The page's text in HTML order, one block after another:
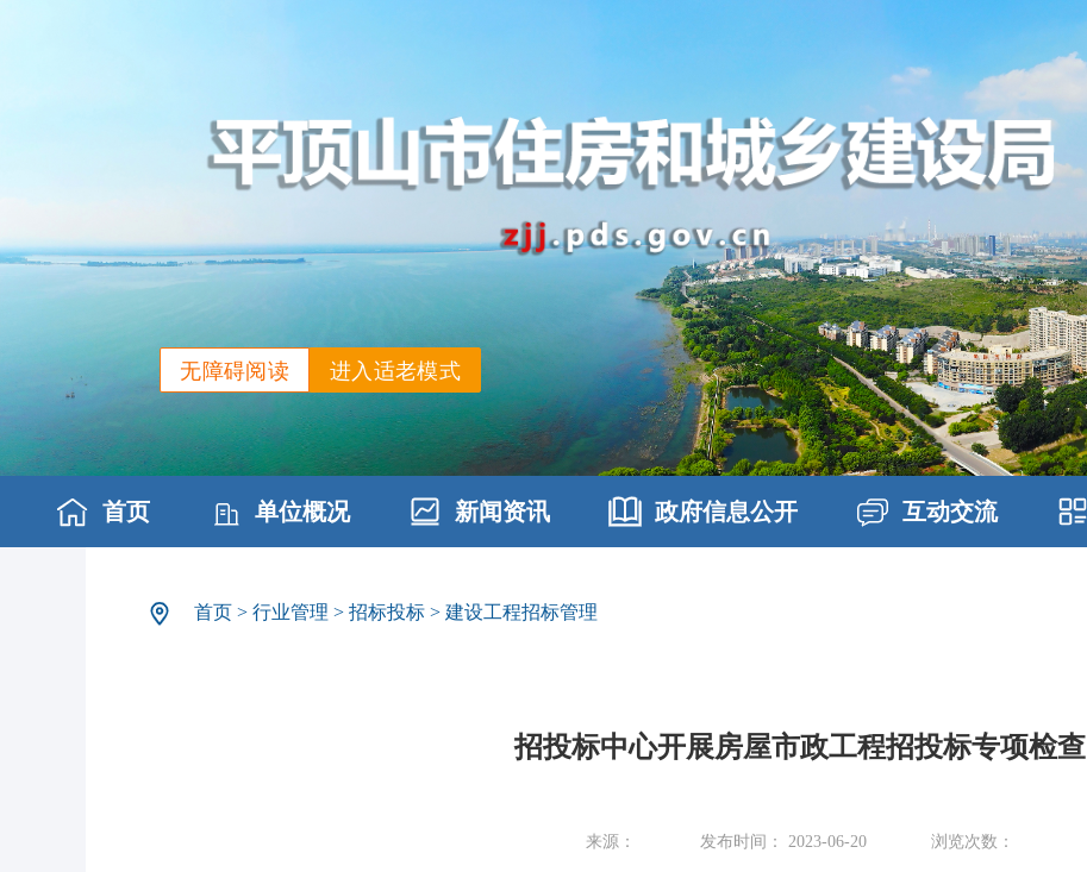
进入适老模式
无障碍阅读
首页 单位概况 新闻资讯 政府信息公开 互动交流
首页 > 行业管理 > 招标投标 > 建设工程招标管理
招投标中心开展房屋市政工程招投标专项检查
来源： 发布时间： 2023-06-20 浏览次数：